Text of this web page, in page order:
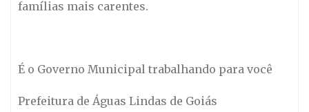
famílias mais carentes.
É o Governo Municipal trabalhando para você
Prefeitura de Águas Lindas de Goiás